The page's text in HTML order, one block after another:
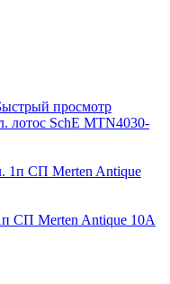
просмотр
лотос SchE MTN4030-
СП Merten Antique 10А